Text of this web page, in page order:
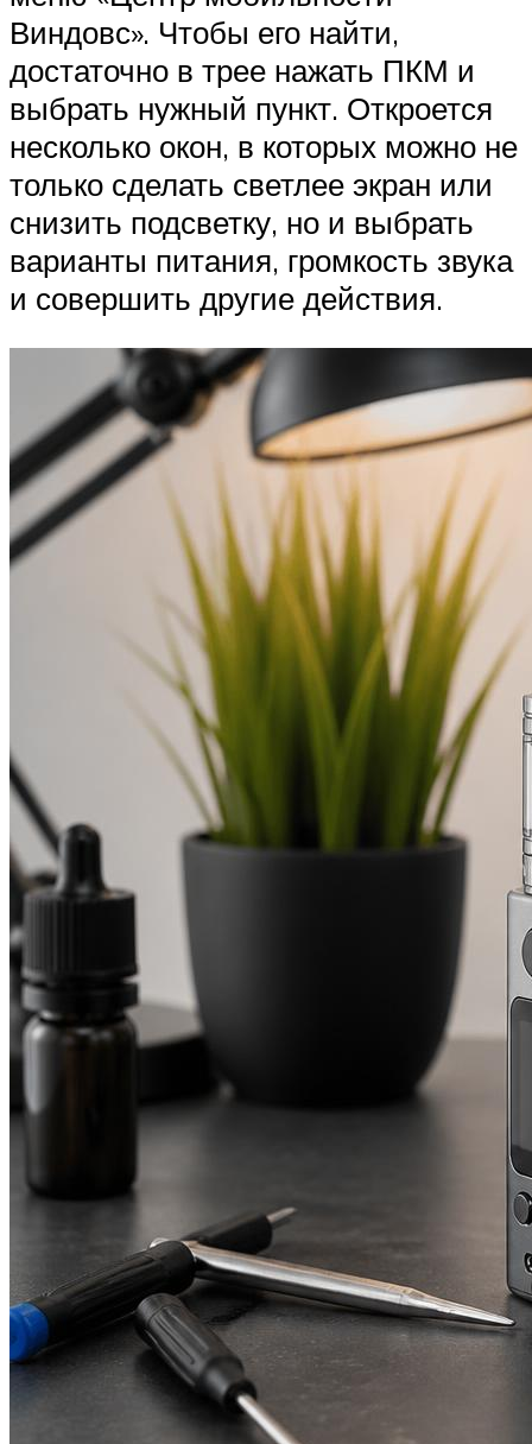
Виндовс». Чтобы его найти,
достаточно в трее нажать ПКМ и
выбрать нужный пункт. Откроется
несколько окон, в которых можно не
только сделать светлее экран или
снизить подсветку, но и выбрать
варианты питания, громкость звука
и совершить другие действия.